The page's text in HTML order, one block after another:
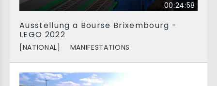
00:24:58
Ausstellung a Bourse Brixembourg -
LEGO 2022
[NATIONAL] MANIFESTATIONS